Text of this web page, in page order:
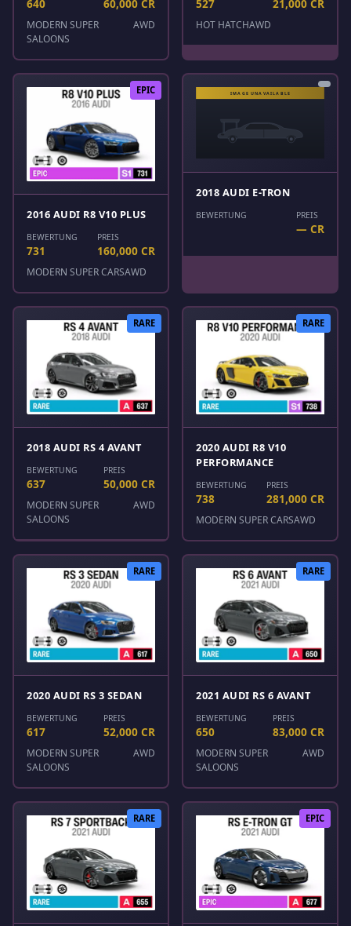
640 60,000 CR
MODERN SUPER
SALOONS
AWD
527 21,000 CR
HOT HATCHAWD
EPIC
2016 AUDI R8 V10 PLUS
BEWERTUNG
731
PREIS
160,000 CR
MODERN SUPER CARSAWD
2018 AUDI E-TRON
BEWERTUNG PREIS
— CR
RARE
2018 AUDI RS 4 AVANT
BEWERTUNG
637
PREIS
50,000 CR
MODERN SUPER
SALOONS
AWD
RARE
2020 AUDI R8 V10
PERFORMANCE
BEWERTUNG
738
PREIS
281,000 CR
MODERN SUPER CARSAWD
RARE
2020 AUDI RS 3 SEDAN
BEWERTUNG
617
PREIS
52,000 CR
MODERN SUPER
SALOONS
AWD
RARE
2021 AUDI RS 6 AVANT
BEWERTUNG
650
PREIS
83,000 CR
MODERN SUPER
SALOONS
AWD
RARE EPIC